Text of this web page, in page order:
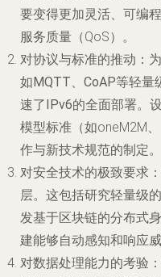
要变得更加灵活、可编
服务质量（QoS）。
对协议与标准的推动 ：
如MQTT、CoAP等轻量
速了IPv6的全面部署。
模型标准（如oneM2M
作与新技术规范的制定。
对安全技术的极致要求
层。这包括研究轻量级
发基于区块链的分布式
建能够自动感知和响应
对数据处理能力的考验